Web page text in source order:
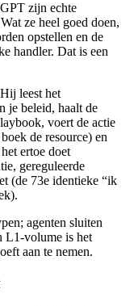
zijn echte
ze heel goed doen,
opstellen en de
handler. Dat is een
leest het
je beleid, haalt de
voert de actie
de resource) en
ertoe doet
gereguleerde
(de 73e identieke “ik
agenten sluiten
L1-volume is het
aan te nemen.